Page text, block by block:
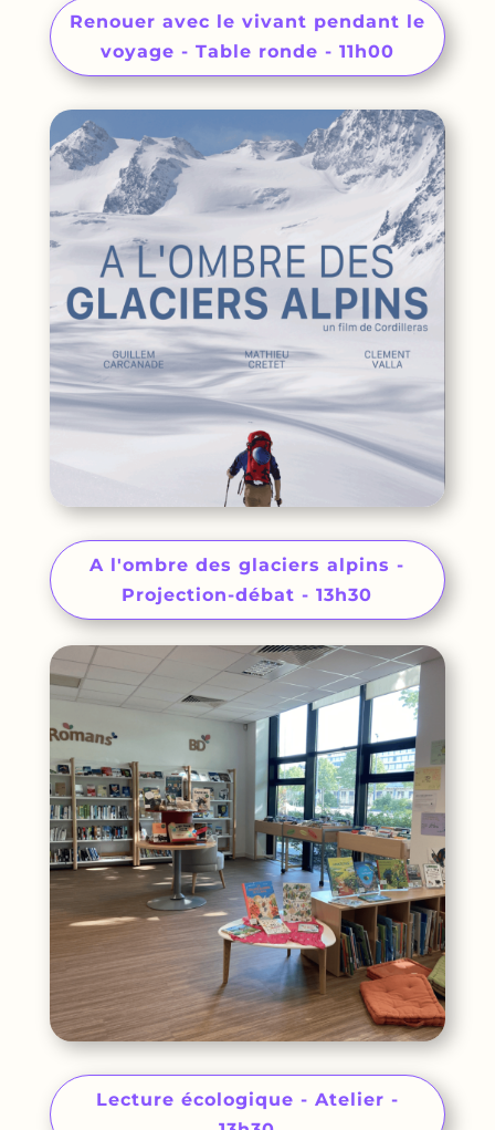
Renouer avec le vivant pendant le
voyage - Table ronde - 11h00
A l'ombre des glaciers alpins -
Projection-débat - 13h30
Lecture écologique - Atelier -